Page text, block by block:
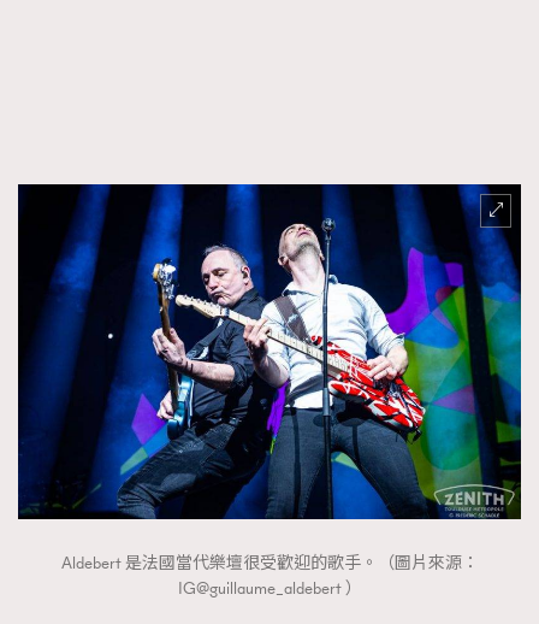
Aldebert 是法國當代樂壇很受歡迎的歌手。（圖片來源：
IG@guillaume_aldebert ）